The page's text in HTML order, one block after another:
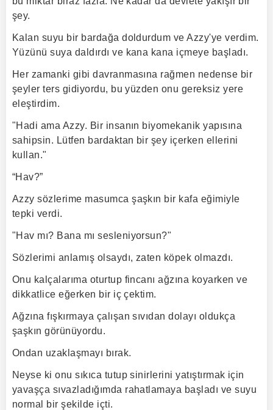
şey.
Kalan suyu bir bardağa doldurdum ve Azzy'ye verdim.
Yüzünü suya daldırdı ve kana kana içmeye başladı.
Her zamanki gibi davranmasına rağmen nedense bir
şeyler ters gidiyordu, bu yüzden onu gereksiz yere
eleştirdim.
"Hadi ama Azzy. Bir insanın biyomekanik yapısına
sahipsin. Lütfen bardaktan bir şey içerken ellerini
kullan."
“Hav?”
Azzy sözlerime masumca şaşkın bir kafa eğimiyle
tepki verdi.
"Hav mı? Bana mı sesleniyorsun?"
Sözlerimi anlamış olsaydı, zaten köpek olmazdı.
Onu kalçalarıma oturtup fincanı ağzına koyarken ve
dikkatlice eğerken bir iç çektim.
Ağzına fışkırmaya çalışan sıvıdan dolayı oldukça
şaşkın görünüyordu.
Ondan uzaklaşmayı bırak.
Neyse ki onu sıkıca tutup sinirlerini yatıştırmak için
yavaşça sıvazladığımda rahatlamaya başladı ve suyu
normal bir şekilde içti.